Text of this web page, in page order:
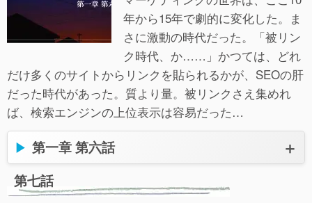
年から15年で劇的に変化した。ま
さに激動の時代だった。「被リン
ク時代、か……」かつては、どれ
だけ多くのサイトからリンクを貼られるかが、SEOの肝
だった時代があった。質より量。被リンクさえ集めれ
ば、検索エンジンの上位表示は容易だった…
第一章 第六話
第七話